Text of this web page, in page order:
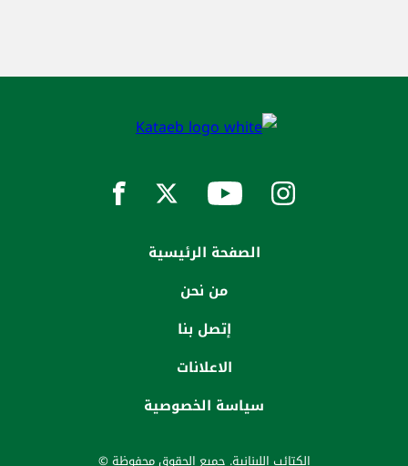
الصفحة الرئيسية
من نحن
إتصل بنا
الاعلانات
سياسة الخصوصية
الكتائب اللبنانية. جميع الحقوق محفوظة ©